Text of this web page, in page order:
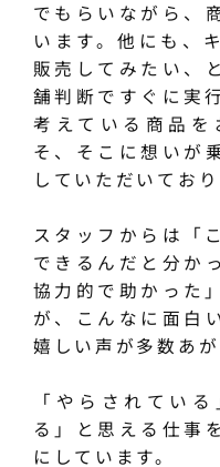
でもらいながら、
います。他にも、
販売してみたい、
舗判断ですぐに実
考えている商品を
そ、そこに想いが
していただいており
スタッフからは「
できるんだと分か
協力的で助かった
が、こんなに面白
嬉しい声が多数あが
「やらされてい
る」と思える仕事
にしています。